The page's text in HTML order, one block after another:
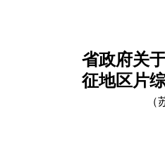
省政府关
征地区片
（